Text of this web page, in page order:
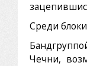
Среди
Чечни,